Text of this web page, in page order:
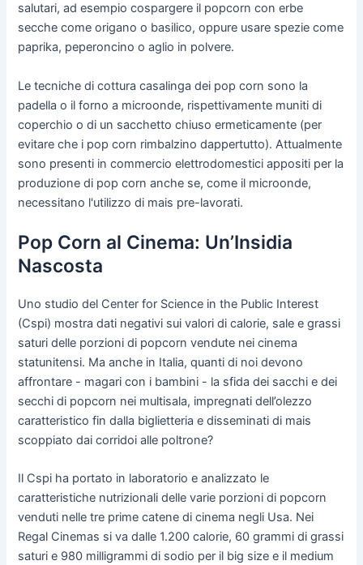
salutari, ad esempio cospargere il popcorn con erbe
secche come origano o basilico, oppure usare spezie come
paprika, peperoncino o aglio in polvere.
Le tecniche di cottura casalinga dei pop corn sono la
padella o il forno a microonde, rispettivamente muniti di
coperchio o di un sacchetto chiuso ermeticamente (per
evitare che i pop corn rimbalzino dappertutto). Attualmente
sono presenti in commercio elettrodomestici appositi per la
produzione di pop corn anche se, come il microonde,
necessitano l'utilizzo di mais pre-lavorati.
Pop Corn al Cinema: Un’Insidia
Nascosta
Uno studio del Center for Science in the Public Interest
(Cspi) mostra dati negativi sui valori di calorie, sale e grassi
saturi delle porzioni di popcorn vendute nei cinema
statunitensi. Ma anche in Italia, quanti di noi devono
affrontare - magari con i bambini - la sfida dei sacchi e dei
secchi di popcorn nei multisala, impregnati dell’olezzo
caratteristico fin dalla biglietteria e disseminati di mais
scoppiato dai corridoi alle poltrone?
Il Cspi ha portato in laboratorio e analizzato le
caratteristiche nutrizionali delle varie porzioni di popcorn
venduti nelle tre prime catene di cinema negli Usa. Nei
Regal Cinemas si va dalle 1.200 calorie, 60 grammi di grassi
saturi e 980 milligrammi di sodio per il big size e il medium